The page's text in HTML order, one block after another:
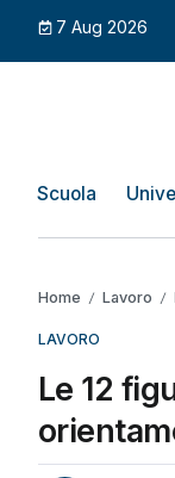
7 Aug 2026
Scuola
Home / Lavoro /
LAVORO
Le 12